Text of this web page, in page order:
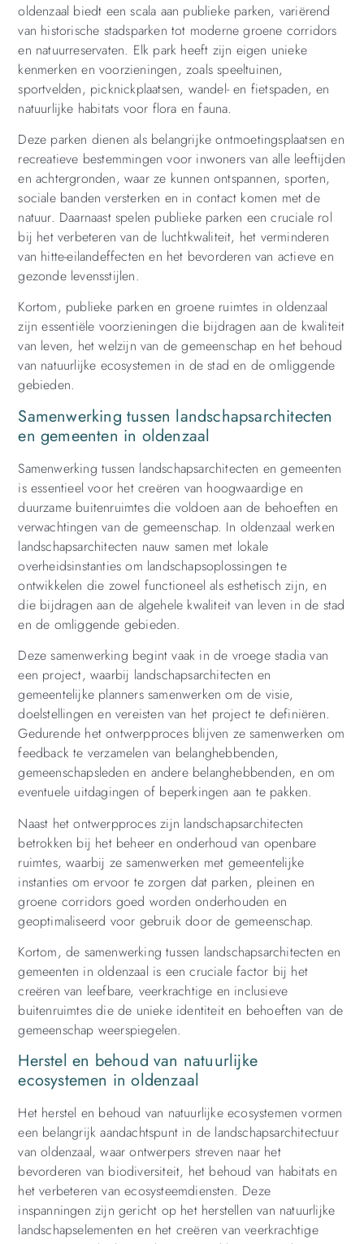
oldenzaal biedt een scala aan publieke parken, variërend
van historische stadsparken tot moderne groene corridors
en natuurreservaten. Elk park heeft zijn eigen unieke
kenmerken en voorzieningen, zoals speeltuinen,
sportvelden, picknickplaatsen, wandel- en fietspaden, en
natuurlijke habitats voor flora en fauna.
Deze parken dienen als belangrijke ontmoetingsplaatsen en
recreatieve bestemmingen voor inwoners van alle leeftijden
en achtergronden, waar ze kunnen ontspannen, sporten,
sociale banden versterken en in contact komen met de
natuur. Daarnaast spelen publieke parken een cruciale rol
bij het verbeteren van de luchtkwaliteit, het verminderen
van hitte-eilandeffecten en het bevorderen van actieve en
gezonde levensstijlen.
Kortom, publieke parken en groene ruimtes in oldenzaal
zijn essentiële voorzieningen die bijdragen aan de kwaliteit
van leven, het welzijn van de gemeenschap en het behoud
van natuurlijke ecosystemen in de stad en de omliggende
gebieden.
Samenwerking tussen landschapsarchitecten
en gemeenten in oldenzaal
Samenwerking tussen landschapsarchitecten en gemeenten
is essentieel voor het creëren van hoogwaardige en
duurzame buitenruimtes die voldoen aan de behoeften en
verwachtingen van de gemeenschap. In oldenzaal werken
landschapsarchitecten nauw samen met lokale
overheidsinstanties om landschapsoplossingen te
ontwikkelen die zowel functioneel als esthetisch zijn, en
die bijdragen aan de algehele kwaliteit van leven in de stad
en de omliggende gebieden.
Deze samenwerking begint vaak in de vroege stadia van
een project, waarbij landschapsarchitecten en
gemeentelijke planners samenwerken om de visie,
doelstellingen en vereisten van het project te definiëren.
Gedurende het ontwerpproces blijven ze samenwerken om
feedback te verzamelen van belanghebbenden,
gemeenschapsleden en andere belanghebbenden, en om
eventuele uitdagingen of beperkingen aan te pakken.
Naast het ontwerpproces zijn landschapsarchitecten
betrokken bij het beheer en onderhoud van openbare
ruimtes, waarbij ze samenwerken met gemeentelijke
instanties om ervoor te zorgen dat parken, pleinen en
groene corridors goed worden onderhouden en
geoptimaliseerd voor gebruik door de gemeenschap.
Kortom, de samenwerking tussen landschapsarchitecten en
gemeenten in oldenzaal is een cruciale factor bij het
creëren van leefbare, veerkrachtige en inclusieve
buitenruimtes die de unieke identiteit en behoeften van de
gemeenschap weerspiegelen.
Herstel en behoud van natuurlijke
ecosystemen in oldenzaal
Het herstel en behoud van natuurlijke ecosystemen vormen
een belangrijk aandachtspunt in de landschapsarchitectuur
van oldenzaal, waar ontwerpers streven naar het
bevorderen van biodiversiteit, het behoud van habitats en
het verbeteren van ecosysteemdiensten. Deze
inspanningen zijn gericht op het herstellen van natuurlijke
landschapselementen en het creëren van veerkrachtige